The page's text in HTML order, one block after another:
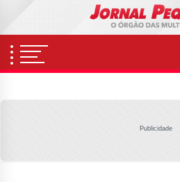
content
Publicidade